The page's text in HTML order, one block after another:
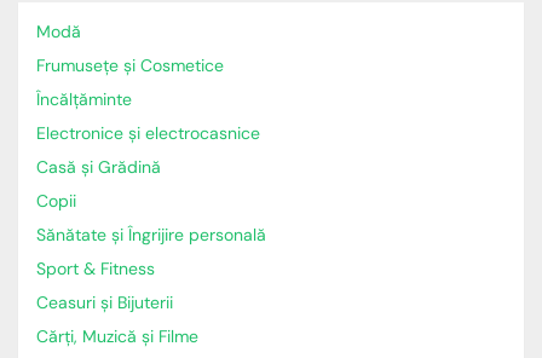
Modă
Frumusețe și Cosmetice
Încălţăminte
Electronice și electrocasnice
Casă și Grădină
Copii
Sănătate și Îngrijire personală
Sport & Fitness
Ceasuri și Bijuterii
Cărți, Muzică și Filme